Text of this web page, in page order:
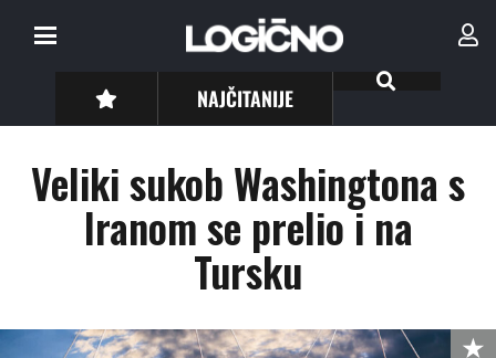
NAJČITANIJE
Veliki sukob Washingtona s
Iranom se prelio i na
Tursku